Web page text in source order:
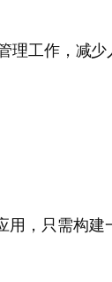
理工作，减
，只需构